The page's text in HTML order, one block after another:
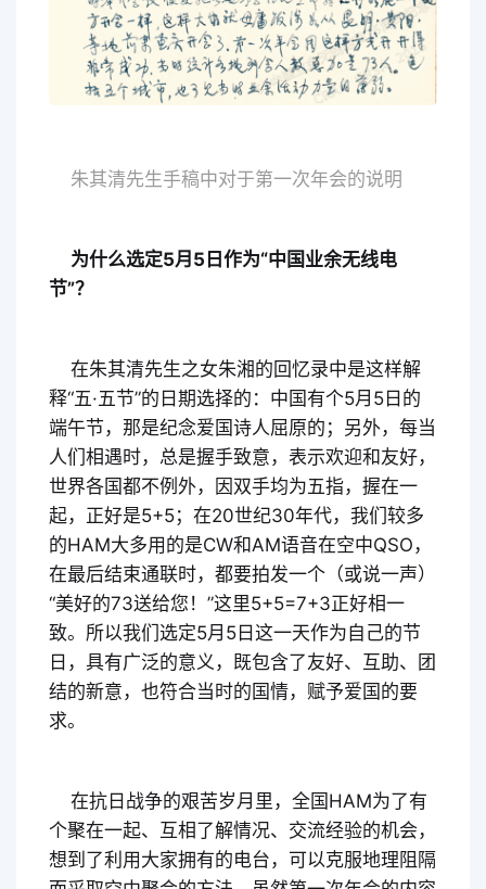
朱其清先生手稿中对于第一次年会的说明
为什么选定5月5日作为“中国业余无线电
节”？
在朱其清先生之女朱湘的回忆录中是这样解
释“五·五节”的日期选择的：中国有个5月5日的
端午节，那是纪念爱国诗人屈原的；另外，每当
人们相遇时，总是握手致意，表示欢迎和友好，
世界各国都不例外，因双手均为五指，握在一
起，正好是5+5；在20世纪30年代，我们较多
的HAM大多用的是CW和AM语音在空中QSO，
在最后结束通联时，都要拍发一个（或说一声）
“美好的73送给您！”这里5+5=7+3正好相一
致。所以我们选定5月5日这一天作为自己的节
日，具有广泛的意义，既包含了友好、互助、团
结的新意，也符合当时的国情，赋予爱国的要
求。
在抗日战争的艰苦岁月里，全国HAM为了有
个聚在一起、互相了解情况、交流经验的机会，
想到了利用大家拥有的电台，可以克服地理阻隔